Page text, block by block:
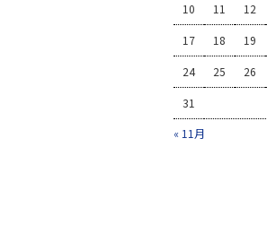
« 11月
10 11 12
17 18 19
24 25 26
31